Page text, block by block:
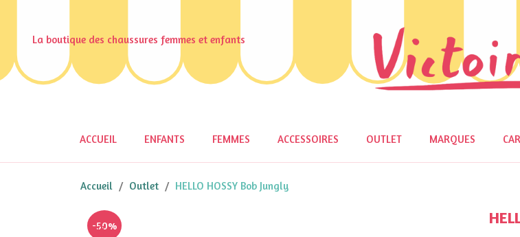
La boutique des chaussures femmes et enfants
ACCUEIL ENFANTS FEMMES ACCESSOIRES OUTLET MARQUES
Accueil Outlet HELLO HOSSY Bob Jungly
-50%